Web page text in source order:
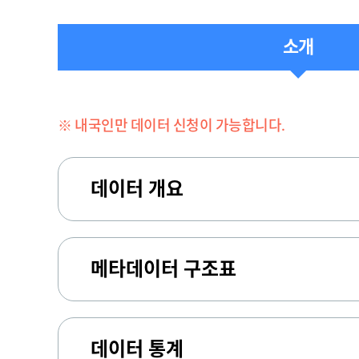
소개
※ 내국인만 데이터 신청이 가능합니다.
데이터 개요
메타데이터 구조표
데이터 통계